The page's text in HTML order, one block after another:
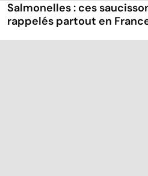
Salmonelles : ces
rappelés partout en